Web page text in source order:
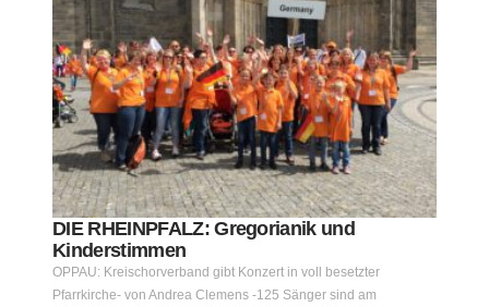
DIE RHEINPFALZ: Gregorianik und
Kinderstimmen
OPPAU: Kreischorverband gibt Konzert in voll besetzter
Pfarrkirche- von Andrea Clemens -125 Sänger sind am